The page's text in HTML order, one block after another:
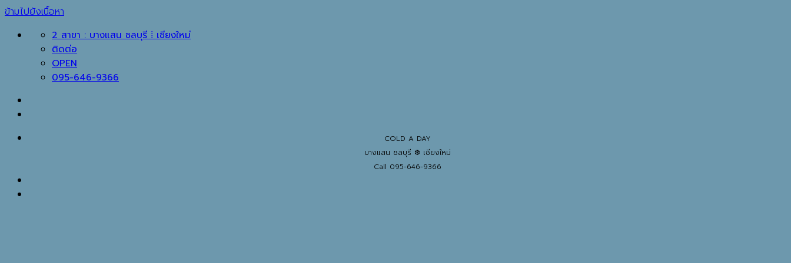
ข้ามไปยังเนื้อหา
2 สาขา : บางแสน ชลบุรี ⁞ เชียงใหม่
ติดต่อ
OPEN
095-646-9366
COLD A DAY
บางแสน ชลบุรี ❆ เชียงใหม่
Call 095-646-9366